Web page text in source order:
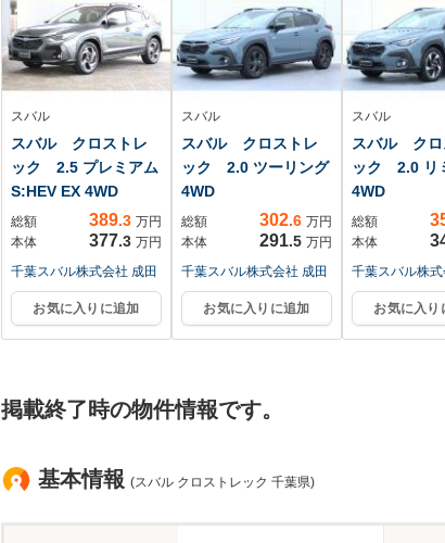
スバル
スバル クロストレ
ック 2.5 プレミアム
S:HEV EX 4WD
総額 389.3 万円
本体
377.3 万円
千葉スバル株式会社 成田
お気に入りに追加
スバル
スバル クロストレ
ック 2.0 ツーリング
4WD
総額 302.6 万円
本体
291.5 万円
千葉スバル株式会社 成田
お気に入りに追加
スバル
スバル クロ
ック 2.0 リ
4WD
総額
本体
千葉スバル株式
お気に入り
掲載終了時の物件情報です。
基本情報 (スバル クロストレック 千葉県)